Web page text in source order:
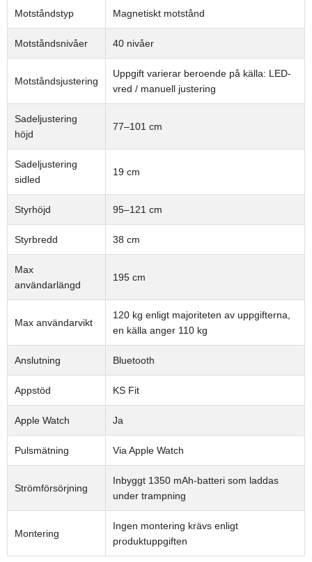
Motståndstyp Magnetiskt motstånd
Motståndsnivåer 40 nivåer
Motståndsjustering
Uppgift varierar beroende på källa: LED-
vred / manuell justering
Sadeljustering
höjd
77–101 cm
Sadeljustering
sidled
19 cm
Styrhöjd 95–121 cm
Styrbredd 38 cm
Max
användarlängd
195 cm
Max användarvikt
120 kg enligt majoriteten av uppgifterna,
en källa anger 110 kg
Anslutning Bluetooth
Appstöd KS Fit
Apple Watch Ja
Pulsmätning Via Apple Watch
Strömförsörjning
Inbyggt 1350 mAh-batteri som laddas
under trampning
Montering
Ingen montering krävs enligt
produktuppgiften